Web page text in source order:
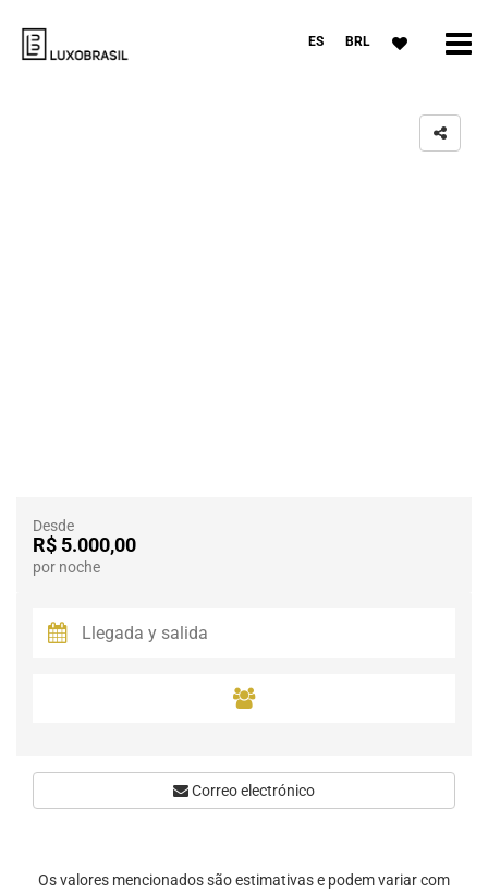
ES BRL
Desde
R$ 5.000,00
por noche
Correo electrónico
Os valores mencionados são estimativas e podem variar com